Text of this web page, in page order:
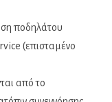
ποδηλάτου
(επισταμένο
από το